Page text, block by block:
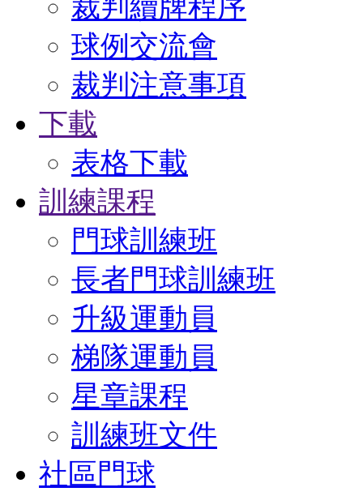
裁判續牌程序
球例交流會
裁判注意事項
下載
表格下載
訓練課程
門球訓練班
長者門球訓練班
升級運動員
梯隊運動員
星章課程
訓練班文件
社區門球